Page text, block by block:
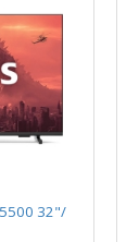
32"/